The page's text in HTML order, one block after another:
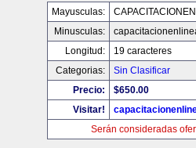
Mayusculas:
Minusculas:
Longitud:
19 caracteres
Categorias:
Sin Clasificar
Precio:
$650.00
Visitar!
Serán consideradas